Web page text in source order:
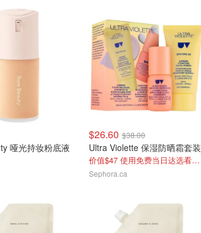
哑光持妆粉底液
$26.60 $38.00
Ultra Violette 保湿防晒霜套装
价值$47 使用免费当日达选看附近库存
Sephora.ca